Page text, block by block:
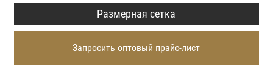
Размерная сетка
Запросить оптовый прайс-лист